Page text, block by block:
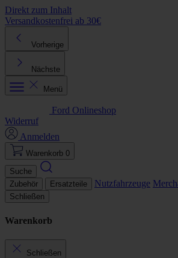
Direkt zum Inhalt
Versandkostenfrei ab 30€
Vorherige
Nächste
Menü
Ford Onlineshop
Widerruf
Anmelden
Warenkorb 0
Suche
Zubehör
Ersatzteile Nutzfahrzeuge
Schließen
Warenkorb
Schließen